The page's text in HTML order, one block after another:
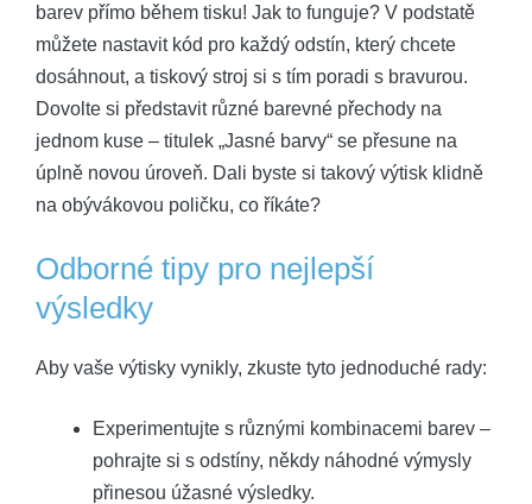
barev přímo během tisku! Jak to funguje? V podstatě
můžete nastavit kód pro každý odstín, který chcete
dosáhnout, a tiskový stroj si s tím poradi s bravurou.
Dovolte si představit různé barevné přechody na
jednom kuse – titulek „Jasné barvy“ se přesune na
úplně novou úroveň. Dali byste si takový výtisk klidně
na obývákovou poličku, co říkáte?
Odborné tipy pro nejlepší
výsledky
Aby vaše výtisky vynikly, zkuste tyto jednoduché rady:
Experimentujte s různými kombinacemi barev –
pohrajte si s odstíny, někdy náhodné výmysly
přinesou úžasné výsledky.